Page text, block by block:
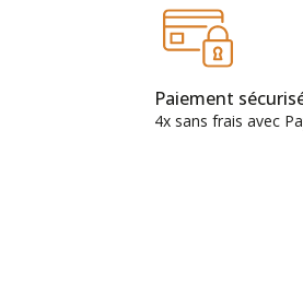
Paiement
4x sans frais avec